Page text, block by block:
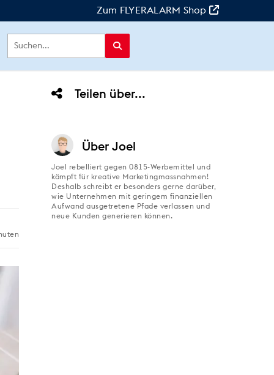
Zum FLYERALARM Shop
Teilen über...
Über Joel
Joel rebelliert gegen 0815-Werbemittel und
kämpft für kreative Marketingmassnahmen!
Deshalb schreibt er besonders gerne darüber,
wie Unternehmen mit geringem finanziellen
Aufwand ausgetretene Pfade verlassen und
neue Kunden generieren können.